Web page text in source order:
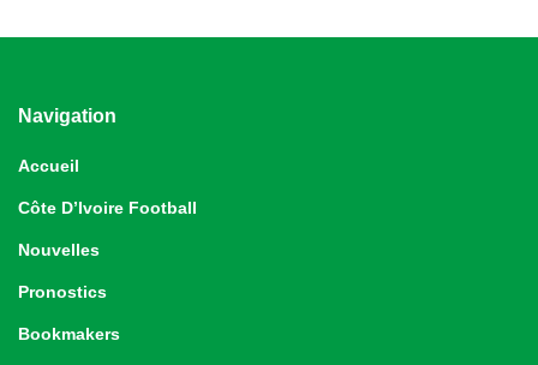
Navigation
Accueil
Côte D’Ivoire Football
Nouvelles
Pronostics
Bookmakers